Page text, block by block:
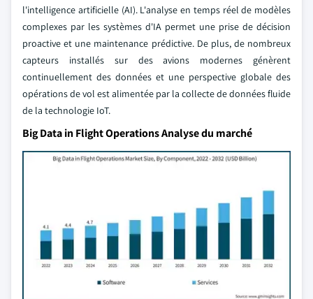
l'intelligence artificielle (AI). L'analyse en temps réel de modèles
complexes par les systèmes d'IA permet une prise de décision
proactive et une maintenance prédictive. De plus, de nombreux
capteurs installés sur des avions modernes génèrent
continuellement des données et une perspective globale des
opérations de vol est alimentée par la collecte de données fluide
de la technologie IoT.
Big Data in Flight Operations Analyse du marché